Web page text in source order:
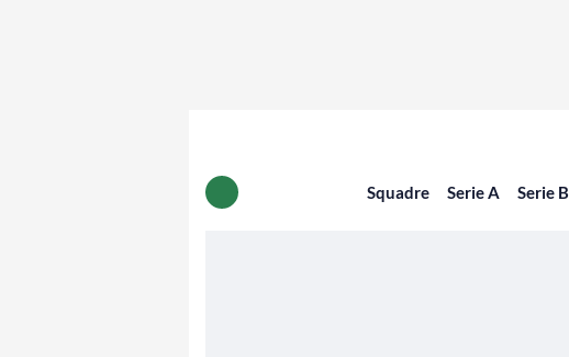
Squadre Serie A Serie B